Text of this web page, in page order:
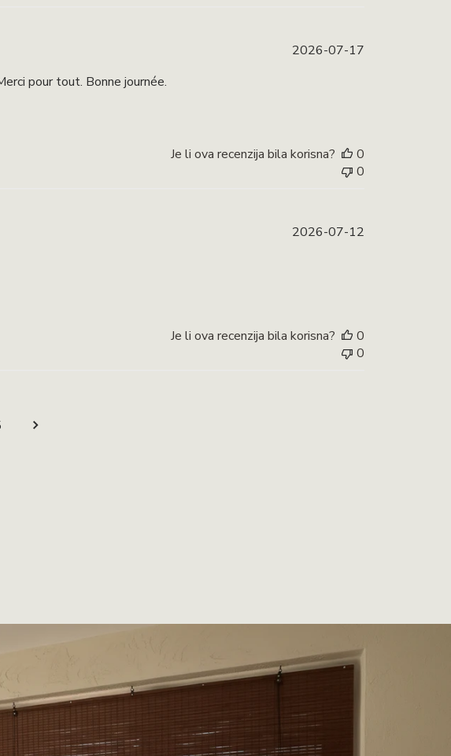
pour tout. Bonne journée.
2026-07-17
Je li ova recenzija bila korisna?
0
0
2026-07-12
Je li ova recenzija bila korisna?
0
0